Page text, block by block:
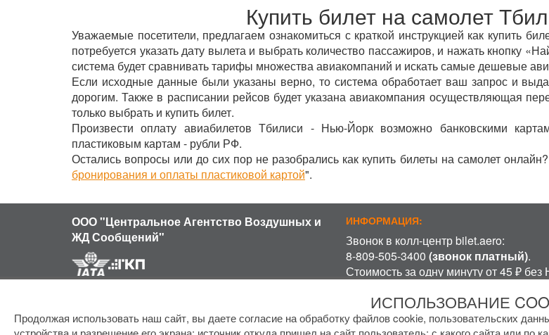
Купить билет на самолет
Уважаемые посетители, предлагаем ознакомиться с краткой инструкцией как купить
потребуется указать дату вылета и выбрать количество пассажиров, и нажать кнопку
система будет сравнивать тарифы множества авиакомпаний и искать самые дешевые
Если исходные данные были указаны верно, то система обработает ваш запрос и
дорогим. Также в расписании рейсов будет указана авиакомпания осуществляющая
только выбрать и купить билет.
Произвести оплату авиабилетов Тбилиси - Нью-Йорк возможно банковскими
пластиковым картам - рубли РФ.
Остались вопросы или до сих пор не разобрались как купить билеты на самолет
бронирования и оплаты пластиковой картой".
ООО "Центральное Агентство Воздушных и
ЖД Сообщений"
ИНФОРМАЦИЯ:
Звонок в колл-центр bilet.aero:
8-809-505-3400 (звонок платный).
Стоимость за одну минуту от 45 ₽
оператором, в зависимости от
оператора связи.
ИСПОЛЬЗОВАНИЕ
Продолжая использовать наш сайт, вы даете согласие на обработку файлов cookie, пользовательских